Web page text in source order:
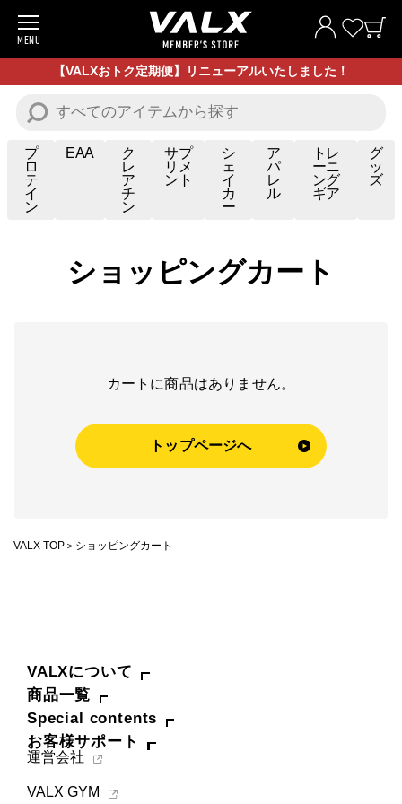
MENU
商品一覧
お試し商品
サプリメント
アパレル
VALXについて
お知らせ一覧
ご利用ガイド
【VALXおトク定期便】リニューアルいたしました！
プ
ロ
テ
イ
ン
EAA
ク
レ
ア
チ
ン
サプ
リメ
ント
シ
ェ
イ
カ
ー
ア
パ
レ
ル
トレ
ーニ
ング
ギア
グ
ッ
ズ
ショッピングカート
カートに商品はありません。
トップページへ
VALX TOP ショッピングカート
VALXについて
商品一覧
Special contents
お客様サポート
運営会社
VALX GYM